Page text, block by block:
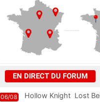
EN DIRECT DU FORUM
06/08 Hollow Knight  Lost